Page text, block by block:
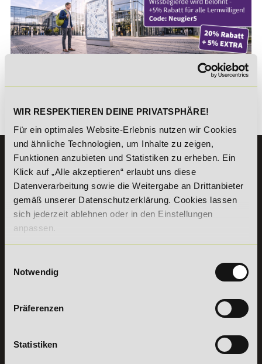
WIR RESPEKTIEREN DEINE PRIVATSPHÄRE!
Für ein optimales Website-Erlebnis nutzen wir Cookies
und ähnliche Technologien, um Inhalte zu zeigen,
Funktionen anzubieten und Statistiken zu erheben. Ein
Klick auf „Alle akzeptieren“ erlaubt uns diese
Datenverarbeitung sowie die Weitergabe an Drittanbieter
gemäß unserer Datenschutzerklärung. Cookies lassen
sich jederzeit ablehnen oder in den Einstellungen
anpassen.
Notwendig
Präferenzen
Statistiken
*Der Rabattcode "NEUGIER5" ist mit weiteren Rabatten
Es gibt keine Einträge mit diesem Anfangsbuchstaben.
KONTAKT
07191 - 22986 - 0
+49 (0) 7191 9513203
DeLSt GmbH - Deutsches eLearning Studieninstitut
71522Backnang
Fax:+49 (0) 7191 - 22 986 - 99
Freitag: 8:00 - 17:00 Uhr